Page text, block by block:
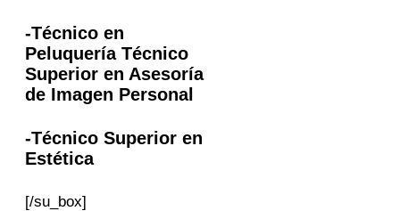
-Técnico en
Peluquería Técnico
Superior en Asesoría
de Imagen Personal
-Técnico Superior en
Estética
[/su_box]